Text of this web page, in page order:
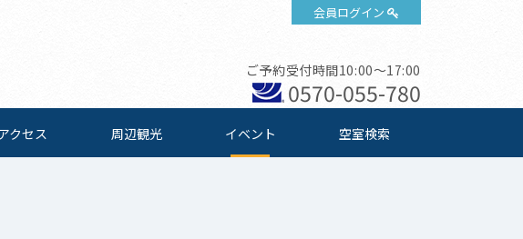
会員ログイン
ご予約受付時間10:00～17:00
0570-055-780
クセス 周辺観光 イベント 空室検索